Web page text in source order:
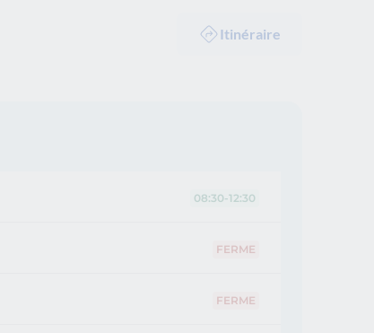
Itinéraire
08:30-12:30
FERME
FERME